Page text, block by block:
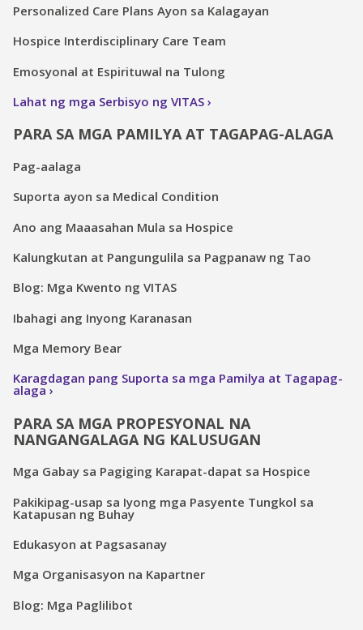
Personalized Care Plans Ayon sa Kalagayan
Hospice Interdisciplinary Care Team
Emosyonal at Espirituwal na Tulong
Lahat ng mga Serbisyo ng VITAS
PARA SA MGA PAMILYA AT TAGAPAG-ALAGA
Pag-aalaga
Suporta ayon sa Medical Condition
Ano ang Maaasahan Mula sa Hospice
Kalungkutan at Pangungulila sa Pagpanaw ng Tao
Blog: Mga Kwento ng VITAS
Ibahagi ang Inyong Karanasan
Mga Memory Bear
Karagdagan pang Suporta sa mga Pamilya at Tagapag-
alaga
PARA SA MGA PROPESYONAL NA
NANGANGALAGA NG KALUSUGAN
Mga Gabay sa Pagiging Karapat-dapat sa Hospice
Pakikipag-usap sa Iyong mga Pasyente Tungkol sa
Katapusan ng Buhay
Edukasyon at Pagsasanay
Mga Organisasyon na Kapartner
Blog: Mga Paglilibot